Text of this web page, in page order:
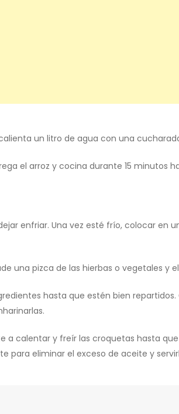
un litro de agua con una
el arroz y cocina durante 15 minutos
enfriar. Una vez esté frío, colocar en
una pizca de las hierbas o vegetales y
hasta que estén bien
a calentar y freír las croquetas hasta
para eliminar el exceso de aceite y